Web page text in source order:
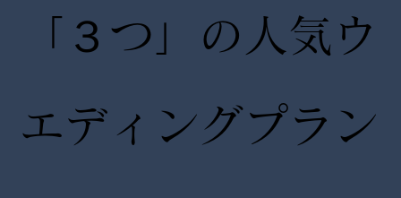
「３つ」の人気ウ
エディングプラン